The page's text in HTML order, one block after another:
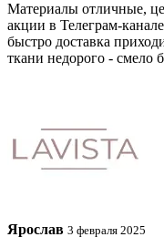
Материалы отличные,
акции в Телеграм-
быстро доставка
ткани недорого - смело
Ярослав 3 февраля 2025